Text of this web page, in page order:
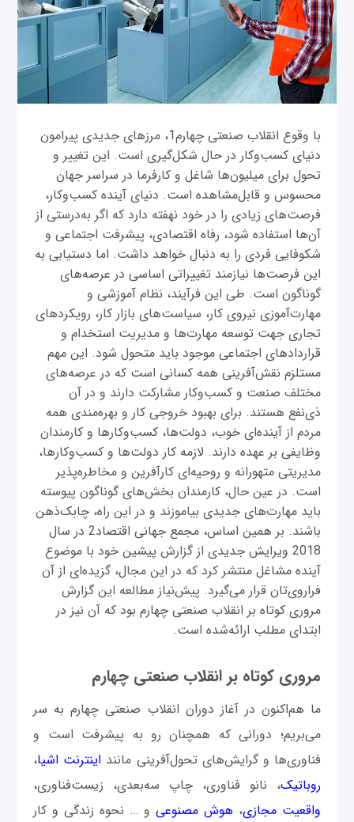
با وقوع انقلاب صنعتی چهارم1، مرزهای جدیدی پیرامون
دنیای کسب‌وکار در حال شکل‌گیری است. این تغییر و
تحول برای میلیون‌ها شاغل و کارفرما در سراسر جهان
محسوس و قابل‌مشاهده است. دنیای آینده کسب‌وکار،
فرصت‌های زیادی را در خود نهفته دارد که اگر به‌درستی از
آن‌ها استفاده شود، رفاه اقتصادی، پیشرفت اجتماعی و
شکوفایی فردی را به دنبال خواهد داشت. اما دستیابی به
این فرصت‌ها نیازمند تغییراتی اساسی در عرصه‌های
گوناگون است. طی این فرآیند، نظام آموزشی و
مهارت‌آموزی نیروی کار، سیاست‌های بازار کار، رویکردهای
تجاری جهت توسعه مهارت‌ها و مدیریت استخدام و
قراردادهای اجتماعی موجود باید متحول شود. این مهم
مستلزم نقش‌آفرینی همه کسانی است که در عرصه‌های
مختلف صنعت و کسب‌وکار مشارکت دارند و در آن
ذی‌نفع هستند. برای بهبود خروجی کار و بهره‌مندی همه
مردم از آینده‌ای خوب، دولت‌ها، کسب‌وکارها و کارمندان
وظایفی بر عهده دارند. لازمه کار دولت‌ها و کسب‌وکارها،
مدیریتی متهورانه و روحیه‌ای کارآفرین و مخاطره‌پذیر
است. در عین‌ حال، کارمندان بخش‌های گوناگون پیوسته
باید مهارت‌های جدیدی بیاموزند و در این راه، چابک‌ذهن
باشند. بر همین اساس، مجمع جهانی اقتصاد2 در سال
2018 ویرایش جدیدی از گزارش پیشین خود با موضوع
آینده مشاغل منتشر کرد که در این مجال، گزیده‌ای از آن
فراروی‌تان قرار می‌گیرد. پیش‌نیاز مطالعه این گزارش
مروری کوتاه بر انقلاب صنعتی چهارم بود که آن نیز در
ابتدای مطلب ارائه‌شده است.
مروری کوتاه بر انقلاب صنعتی چهارم
ما هم‌اکنون در آغاز دوران انقلاب صنعتی چهارم به سر
می‌بریم؛ دورانی که همچنان رو به پیشرفت است و
فناوری‌ها و گرایش‌های تحول‌آفرینی مانند اینترنت اشیا،
روباتیک، نانو فناوری، چاپ سه‌بعدی، زیست‌فناوری،
واقعیت مجازی، هوش مصنوعی و … نحوه زندگی و کار